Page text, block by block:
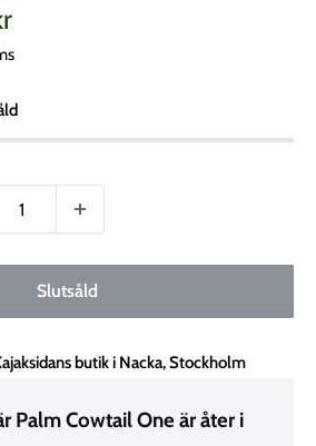
Slutsåld
butik i Nacka, Stockholm